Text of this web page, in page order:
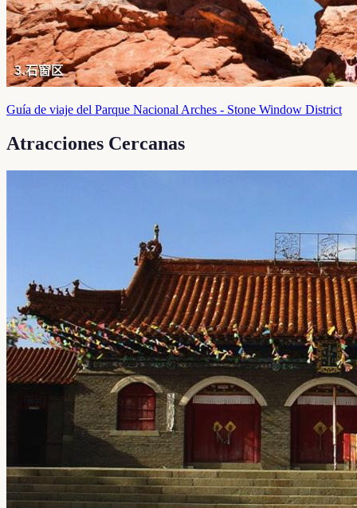
Guía de viaje del Parque Nacional Arches - Stone Window District
Atracciones Cercanas